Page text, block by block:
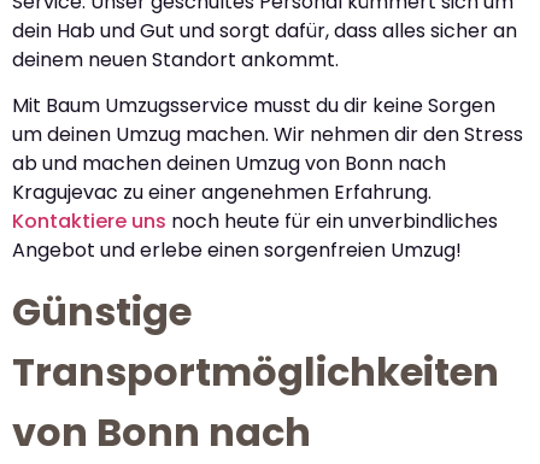
dein Hab und Gut und sorgt dafür, dass alles sicher an
deinem neuen Standort ankommt.
Mit Baum Umzugsservice musst du dir keine Sorgen
um deinen Umzug machen. Wir nehmen dir den Stress
ab und machen deinen Umzug von Bonn nach
Kragujevac zu einer angenehmen Erfahrung.
Kontaktiere uns noch heute für ein unverbindliches
Angebot und erlebe einen sorgenfreien Umzug!
Günstige
Transportmöglichkeiten
von Bonn nach